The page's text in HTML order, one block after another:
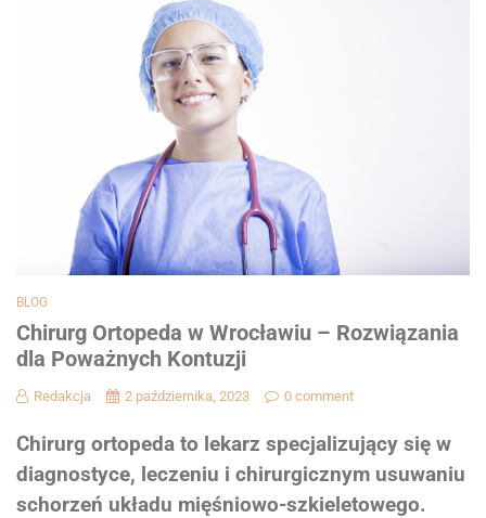
BLOG
Chirurg Ortopeda w Wrocławiu – Rozwiązania
dla Poważnych Kontuzji
Redakcja 2 października, 2023 0 comment
Chirurg ortopeda to lekarz specjalizujący się w
diagnostyce, leczeniu i chirurgicznym usuwaniu
schorzeń układu mięśniowo-szkieletowego.